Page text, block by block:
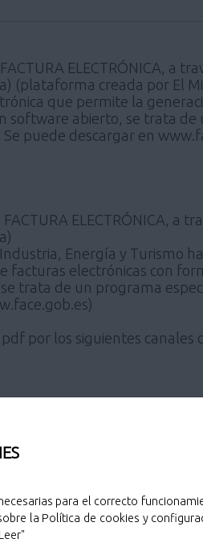
para el correcto
la Política de cookies y
ELECTRÓNICA, a
(plataforma creada por El
que permite la
software abierto, se trata
puede descargar en
ELECTRÓNICA, a
Energía y Turismo
facturas electrónicas con
trata de un programa
por los siguientes canales
con la
del Ayuntamiento de